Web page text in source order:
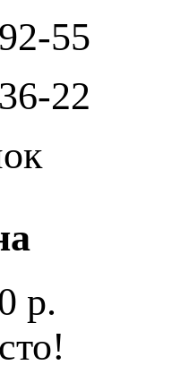
55
22
р.